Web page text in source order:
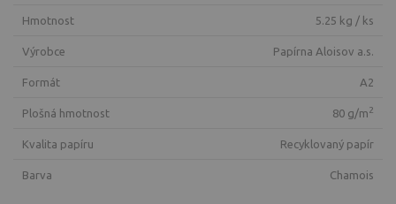
Hmotnost 5.25 kg / ks
Výrobce Papírna Aloisov a.s.
Formát A2
Plošná hmotnost 80 g/m2
Kvalita papíru recyklovaný papír
Barva chamois